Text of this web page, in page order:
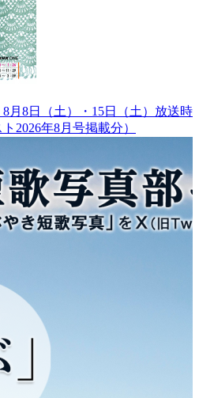
8月8日（土）・15日（土）放送時
2026年8月号掲載分）